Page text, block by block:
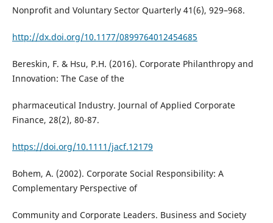
Nonprofit and Voluntary Sector Quarterly 41(6), 929–968.
http://dx.doi.org/10.1177/0899764012454685
Bereskin, F. & Hsu, P.H. (2016). Corporate Philanthropy and
Innovation: The Case of the
pharmaceutical Industry. Journal of Applied Corporate
Finance, 28(2), 80-87.
https://doi.org/10.1111/jacf.12179
Bohem, A. (2002). Corporate Social Responsibility: A
Complementary Perspective of
Community and Corporate Leaders. Business and Society